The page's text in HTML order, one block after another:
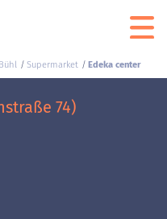
Bühl Supermarket Edeka center
74)